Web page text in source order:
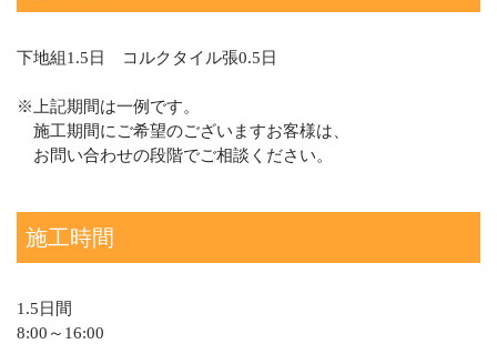
下地組1.5日 コルクタイル張0.5日
※上記期間は一例です。
施工期間にご希望のございますお客様は、
お問い合わせの段階でご相談ください。
施工時間
1.5日間
8:00～16:00